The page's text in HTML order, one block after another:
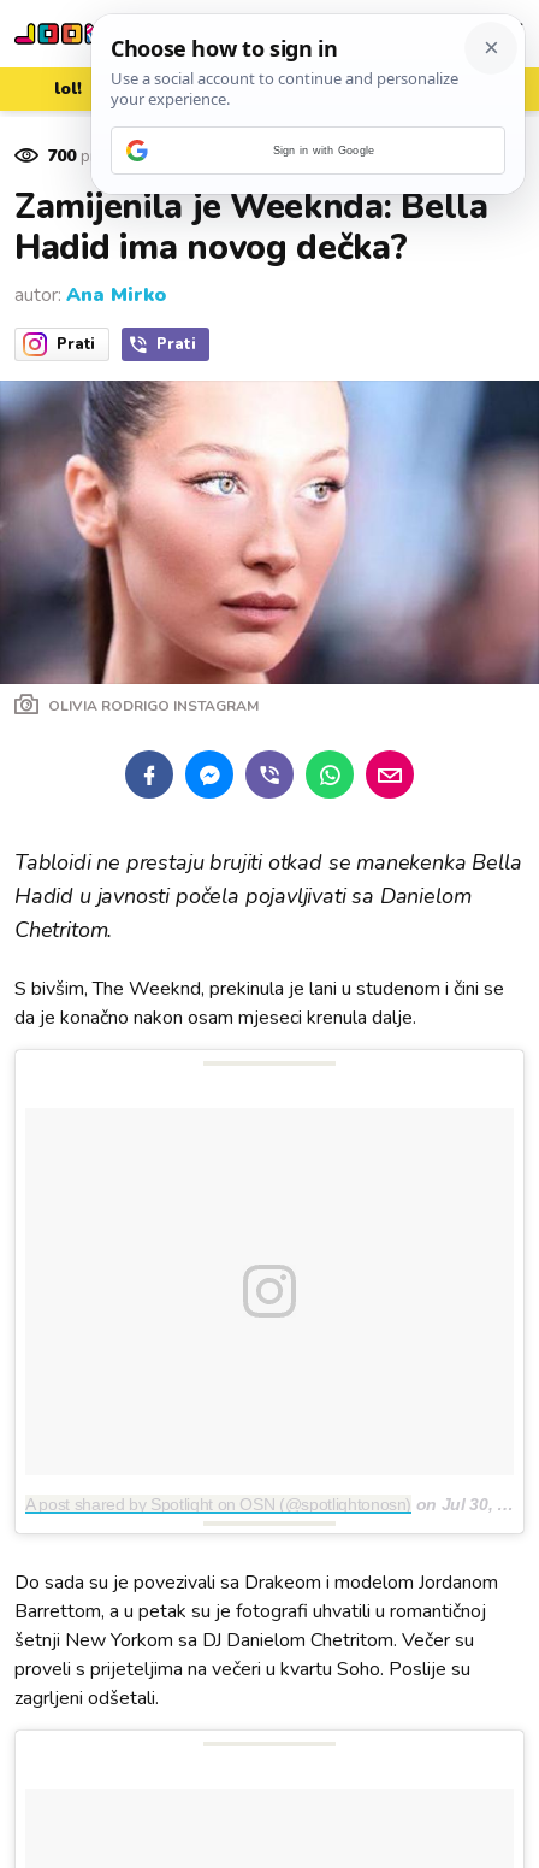
lol! aww vrh! woot?!
700pregleda
Zamijenila je Weeknda: Bella
Hadid ima novog dečka?
autor: Ana Mirko
Prati Prati
OLIVIA RODRIGO INSTAGRAM
Tabloidi ne prestaju brujiti otkad se manekenka Bella
Hadid u javnosti počela pojavljivati sa Danielom
Chetritom.
S bivšim, The Weeknd, prekinula je lani u studenom i čini se
da je konačno nakon osam mjeseci krenula dalje.
A post shared by Spotlight on OSN (@spotlightonosn) on Jul 30, 2017 at 12:06pm PDT
Do sada su je povezivali sa Drakeom i modelom Jordanom
Barrettom, a u petak su je fotografi uhvatili u romantičnoj
šetnji New Yorkom sa DJ Danielom Chetritom. Večer su
proveli s prijeteljima na večeri u kvartu Soho. Poslije su
zagrljeni odšetali.
Sign in with Google